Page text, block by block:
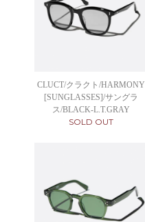
CLUCT/クラクト/HARMONY
[SUNGLASSES]/サングラ
ス/BLACK-L.T.GRAY
SOLD OUT